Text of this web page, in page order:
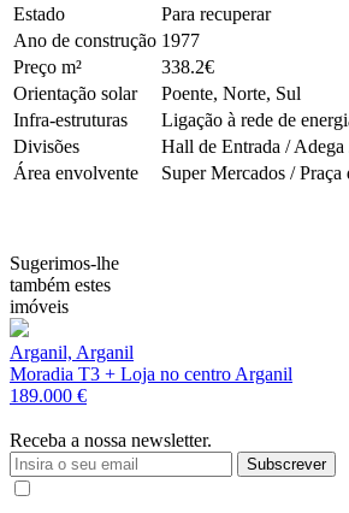
Estado
Para recuperar
Ano de construção 1977
Preço m²
338.2€
Orientação solar
Poente, Norte, Sul
Infra-estruturas
Ligação à rede de
Divisões
Hall de Entrada /
Área envolvente
Super Mercados /
Sugerimos-lhe
também estes
imóveis
Arganil, Arganil
Moradia T3 + Loja no centro Arganil
189.000 €
Receba a nossa newsletter.
Subscrever